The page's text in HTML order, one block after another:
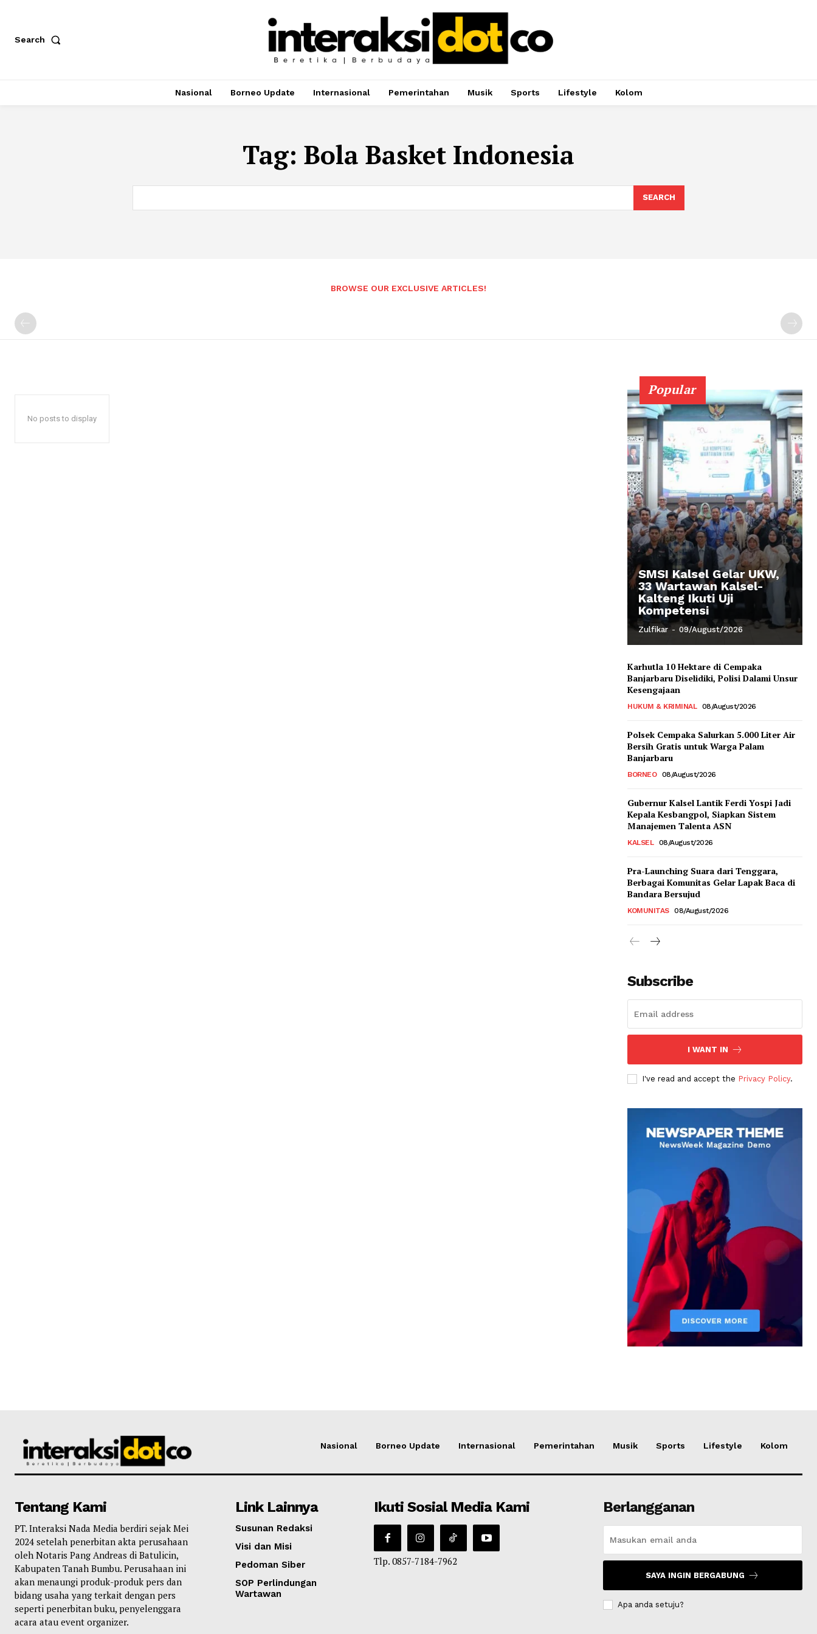
Search
Nasional Borneo Update Internasional Pemerintahan Musik Sports Lifestyle Kolom
Tag: Bola Basket Indonesia
SEARCH
BROWSE OUR EXCLUSIVE ARTICLES!
No posts to display
Popular
SMSI Kalsel Gelar UKW,
33 Wartawan Kalsel-
Kalteng Ikuti Uji
Kompetensi
Zulfikar - 09/August/2026
Karhutla 10 Hektare di Cempaka
Banjarbaru Diselidiki, Polisi Dalami Unsur
Kesengajaan
HUKUM & KRIMINAL 08/August/2026
Polsek Cempaka Salurkan 5.000 Liter Air
Bersih Gratis untuk Warga Palam
Banjarbaru
BORNEO 08/August/2026
Gubernur Kalsel Lantik Ferdi Yospi Jadi
Kepala Kesbangpol, Siapkan Sistem
Manajemen Talenta ASN
KALSEL 08/August/2026
Pra-Launching Suara dari Tenggara,
Berbagai Komunitas Gelar Lapak Baca di
Bandara Bersujud
KOMUNITAS 08/August/2026
Subscribe
I WANT IN
I've read and accept the Privacy Policy.
Nasional Borneo Update Internasional Pemerintahan Musik Sports Lifestyle Kolom
Tentang Kami
PT. Interaksi Nada Media berdiri sejak Mei
2024 setelah penerbitan akta perusahaan
oleh Notaris Pang Andreas di Batulicin,
Kabupaten Tanah Bumbu. Perusahaan ini
akan menaungi produk-produk pers dan
bidang usaha yang terkait dengan pers
seperti penerbitan buku, penyelenggara
acara atau event organizer.
Link Lainnya
Susunan Redaksi
Visi dan Misi
Pedoman Siber
SOP Perlindungan
Wartawan
Ikuti Sosial Media Kami
Tlp. 0857-7184-7962
Berlangganan
SAYA INGIN BERGABUNG
Apa anda setuju?